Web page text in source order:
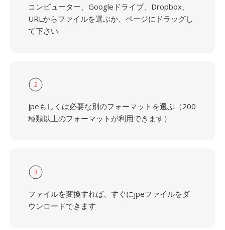
コンピューター、Googleドライブ、Dropbox、
URLからファイルを選ぶか、ページにドラッグし
て下さい.
2
jpeもしくは必要な別のフォーマットを選ぶ（200
種類以上のフォーマットが利用できます）
3
ファイルを変換すれば、すぐにjpeファイルをダ
ウンロードできます